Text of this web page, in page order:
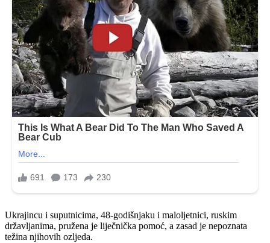
Ukrajincu i suputnicima, 48-godišnjaku i maloljetnici, ruskim
državljanima, pružena je liječnička pomoć, a zasad je nepoznata
težina njihovih ozljeda.